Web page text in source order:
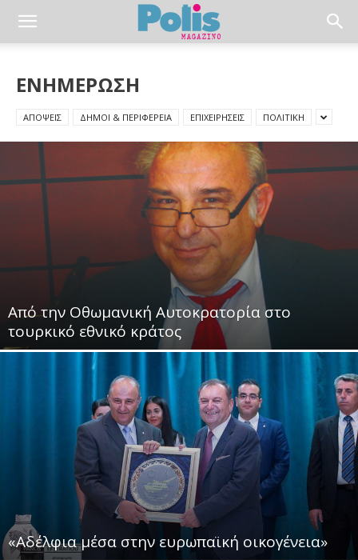
ΕΝΗΜΕΡΩΣΗ
ΑΠΟΨΕΙΣ ΔΗΜΟΙ & ΠΕΡΙΦΕΡΕΙΑ ΕΠΙΧΕΙΡΗΣΕΙΣ ΠΟΛΙΤΙΚΗ
Από την Οθωμανική Αυτοκρατορία στο
τουρκικό εθνικό κράτος
«Αδέλφια μέσα στην ευρωπαϊκή οικογένεια»